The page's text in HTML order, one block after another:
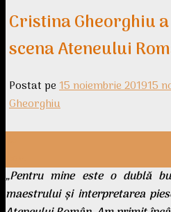
Cristina Gheorghiu
scena Ateneului
Postat pe15 noiembrie 201915
Gheorghiu
„Pentru mine este o dublă
maestrului şi interpretarea